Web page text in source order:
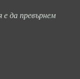
да превърнем